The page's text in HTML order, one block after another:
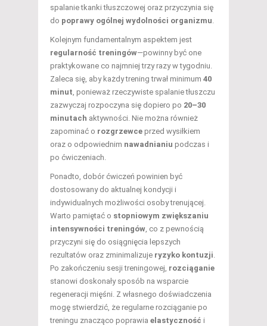
spalanie tkanki tłuszczowej oraz przyczynia się
do poprawy ogólnej wydolności organizmu.
Kolejnym fundamentalnym aspektem jest
regularność treningów—powinny być one
praktykowane co najmniej trzy razy w tygodniu.
Zaleca się, aby każdy trening trwał minimum 40
minut, ponieważ rzeczywiste spalanie tłuszczu
zazwyczaj rozpoczyna się dopiero po 20–30
minutach aktywności. Nie można również
zapominać o rozgrzewce przed wysiłkiem
oraz o odpowiednim nawadnianiu podczas i
po ćwiczeniach.
Ponadto, dobór ćwiczeń powinien być
dostosowany do aktualnej kondycji i
indywidualnych możliwości osoby trenującej.
Warto pamiętać o stopniowym zwiększaniu
intensywności treningów, co z pewnością
przyczyni się do osiągnięcia lepszych
rezultatów oraz zminimalizuje ryzyko kontuzji.
Po zakończeniu sesji treningowej, rozciąganie
stanowi doskonały sposób na wsparcie
regeneracji mięśni. Z własnego doświadczenia
mogę stwierdzić, że regularne rozciąganie po
treningu znacząco poprawia elastyczność i